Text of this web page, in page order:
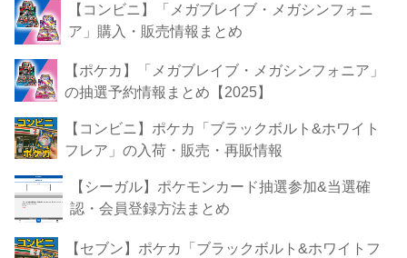
【コンビニ】「メガブレイブ・メガシンフォニ
ア」購入・販売情報まとめ
【ポケカ】「メガブレイブ・メガシンフォニア」
の抽選予約情報まとめ【2025】
【コンビニ】ポケカ「ブラックボルト&ホワイト
フレア」の入荷・販売・再販情報
【シーガル】ポケモンカード抽選参加&当選確
認・会員登録方法まとめ
【セブン】ポケカ「ブラックボルト&ホワイトフ